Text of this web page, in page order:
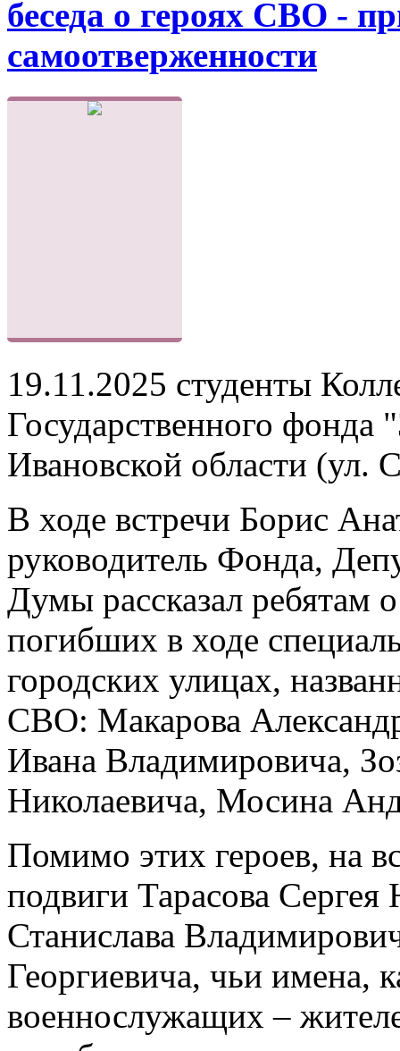
беседа о героях СВО -
самоотверженности
19.11.2025 студенты
Государственного
Ивановской области (ул.
В ходе встречи Борис
руководитель Фонда,
Думы рассказал ребятам
погибших в ходе
городских улицах,
СВО: Макарова
Ивана Владимировича,
Николаевича, Мосина
Помимо этих героев, на
подвиги Тарасова
Станислава
Георгиевича, чьи имена,
военнослужащих –